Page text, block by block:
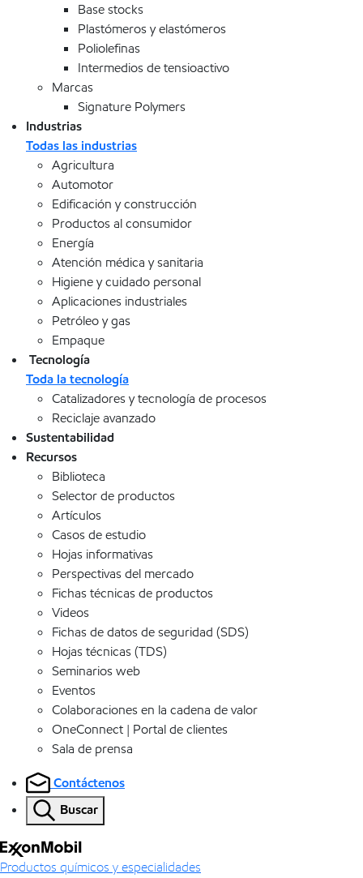
Base stocks
Plastómeros y elastómeros
Poliolefinas
Intermedios de tensioactivo
Marcas
Signature Polymers
Industrias
Todas las industrias
Agricultura
Automotor
Edificación y construcción
Productos al consumidor
Energía
Atención médica y sanitaria
Higiene y cuidado personal
Aplicaciones industriales
Petróleo y gas
Empaque
Tecnología
Toda la tecnología
Catalizadores y tecnología de procesos
Reciclaje avanzado
Sustentabilidad
Recursos
Biblioteca
Selector de productos
Artículos
Casos de estudio
Hojas informativas
Perspectivas del mercado
Fichas técnicas de productos
Videos
Fichas de datos de seguridad (SDS)
Hojas técnicas (TDS)
Seminarios web
Eventos
Colaboraciones en la cadena de valor
OneConnect | Portal de clientes
Sala de prensa
Contáctenos
Buscar
Productos químicos y especialidades